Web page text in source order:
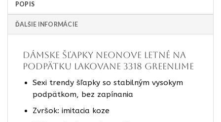
POPIS
ĎALŠIE INFORMÁCIE
Dámske šľapky neonove letné na
podpätku lakovane 3318 greenlime
Sexi trendy šľapky so stabilným vysokym
podpätkom, bez zapínania
Zvršok: imitacia koze